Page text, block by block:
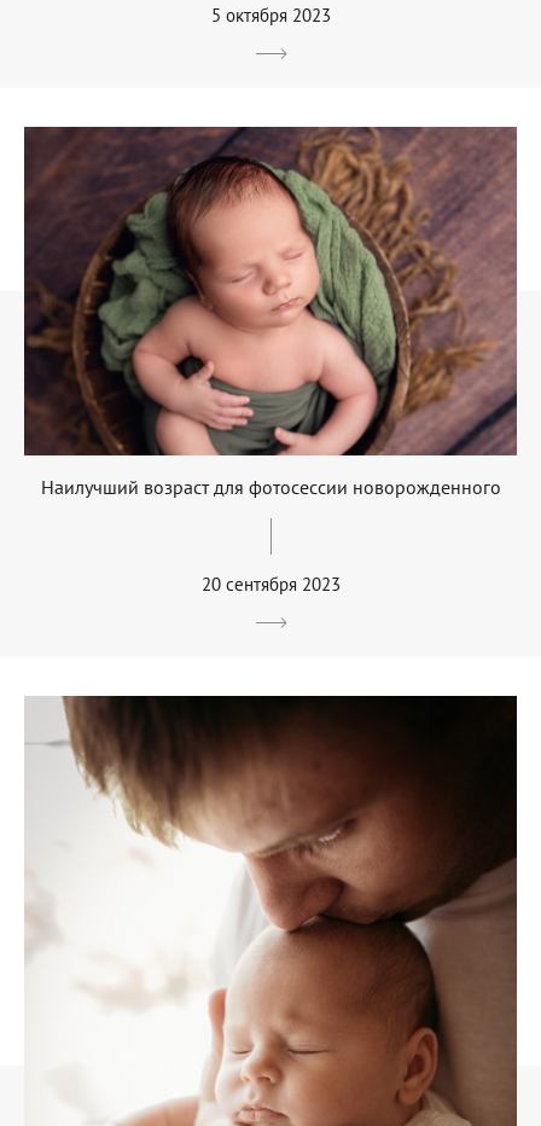
5 октября 2023
Наилучший возраст для фотосессии новорожденного
20 сентября 2023